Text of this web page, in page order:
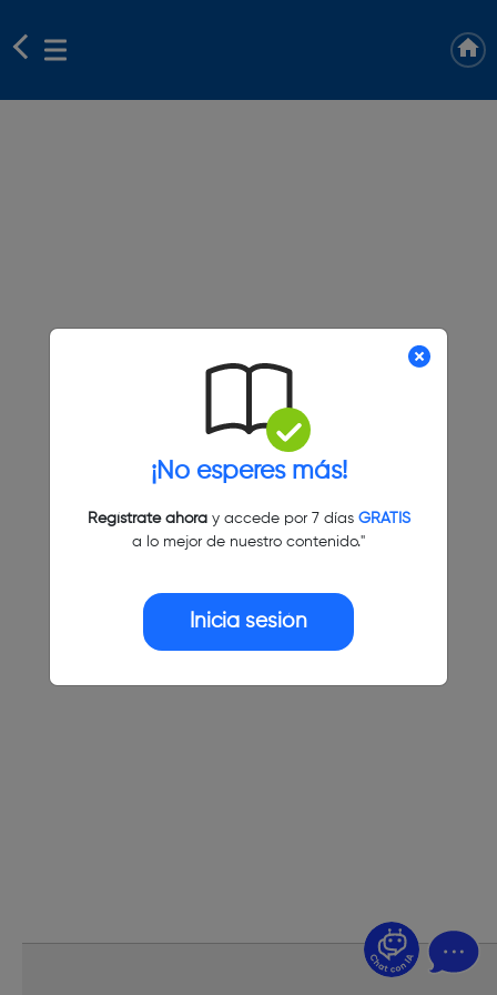
¡No esperes más!
Regístrate ahoray accede por 7 días GRATIS
a lo mejor de nuestro contenido."
Inicia sesión